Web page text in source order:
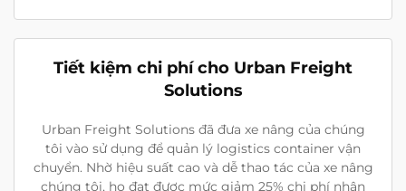
Tiết kiệm chi phí cho Urban Freight
Solutions
Urban Freight Solutions đã đưa xe nâng của chúng
tôi vào sử dụng để quản lý logistics container vận
chuyển. Nhờ hiệu suất cao và dễ thao tác của xe nâng
chúng tôi, họ đạt được mức giảm 25% chi phí nhân